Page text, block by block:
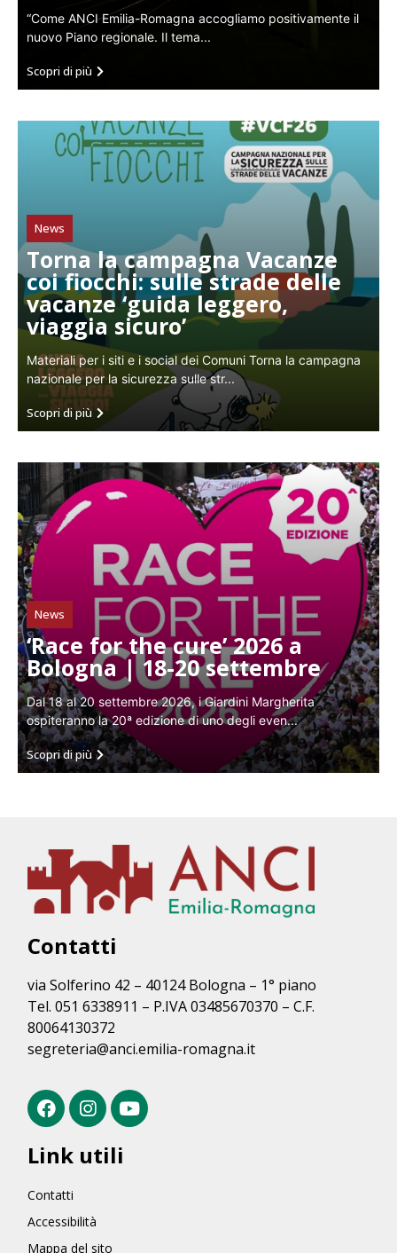
“Come ANCI Emilia-Romagna accogliamo positivamente il
nuovo Piano regionale. Il tema...
Scopri di più
News
Torna la campagna Vacanze
coi fiocchi: sulle strade delle
vacanze ‘guida leggero,
viaggia sicuro’
Materiali per i siti e i social dei Comuni Torna la campagna
nazionale per la sicurezza sulle str...
Scopri di più
News
‘Race for the cure’ 2026 a
Bologna | 18-20 settembre
Dal 18 al 20 settembre 2026, i Giardini Margherita
ospiteranno la 20ª edizione di uno degli even...
Scopri di più
Contatti
via Solferino 42 – 40124 Bologna – 1° piano
Tel. 051 6338911 – P.IVA 03485670370 – C.F.
80064130372
segreteria@anci.emilia-romagna.it
Link utili
Contatti
Accessibilità
Mappa del sito